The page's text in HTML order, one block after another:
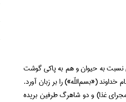
نسبت به حیوان و هم به پاکی گوشت
(«بسم‌اللّه») را بر زبان آورد.
غذا) و دو شاهرگ طرفین بریده